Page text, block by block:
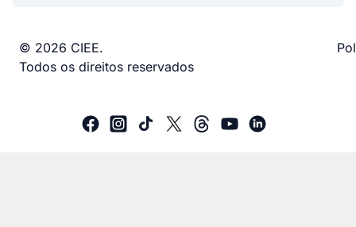
© 2026 CIEE.
Todos os direitos reservados